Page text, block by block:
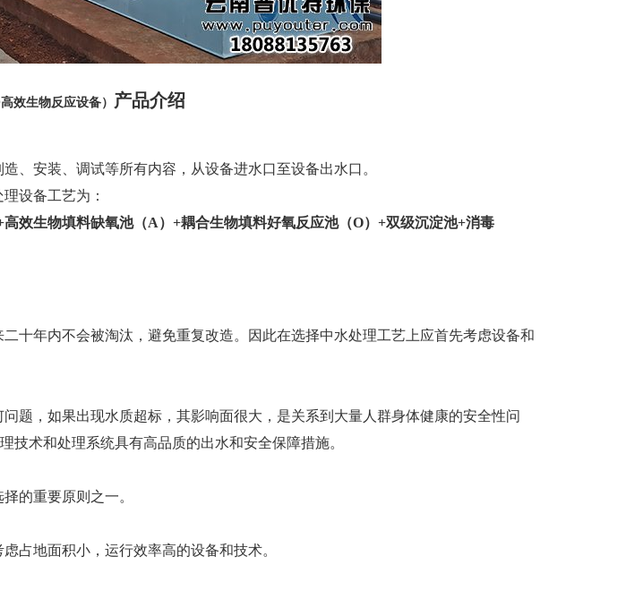
高效生物反应设备） 产品介绍
、安装、调试等所有内容，从设备进水口至设备出水口。
设备工艺为：
高效生物填料缺氧池（A） +耦合生物填料好氧反应池（O） +双级沉淀池+消毒
十年内不会被淘汰，避免重复改造。因此在选择中水处理工艺上应首先考虑设备和
题，如果出现水质超标，其影响面很大，是关系到大量人群身体健康的安全性问
技术和处理系统具有高品质的出水和安全保障措施。
的重要原则之一。
占地面积小，运行效率高的设备和技术。